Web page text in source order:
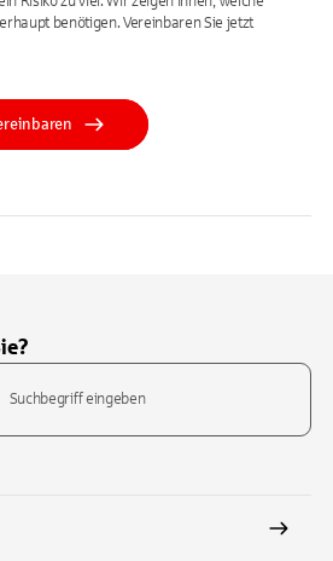
benötigen. Vereinbaren Sie jetzt